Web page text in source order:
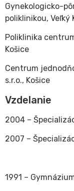
Gynekologicko-
poliklinikou, Veľký
Poliklinika
Košice
Centrum
s.r.o., Košice
Vzdelanie
2004 –
2007 –
1991 –